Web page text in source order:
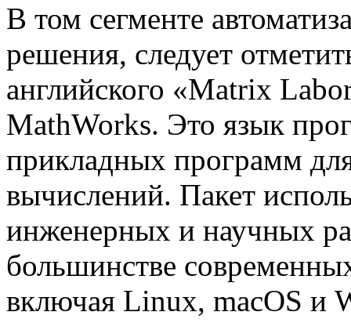
В том сегменте
решения, следует
английского «Matrix
MathWorks. Это язык
прикладных программ
вычислений. Пакет
инженерных и научных
большинстве
включая Linux, macOS и